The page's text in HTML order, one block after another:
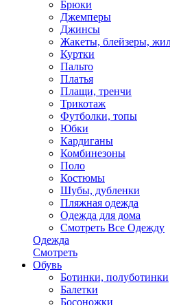
Брюки
Джемперы
Джинсы
Жакеты, блейзеры,
Куртки
Пальто
Платья
Плащи, тренчи
Трикотаж
Футболки, топы
Юбки
Кардиганы
Комбинезоны
Поло
Костюмы
Шубы, дубленки
Пляжная одежда
Одежда для дома
Смотреть Все Одежду
Одежда
Смотреть
Обувь
Ботинки, полуботинки
Балетки
Босоножки